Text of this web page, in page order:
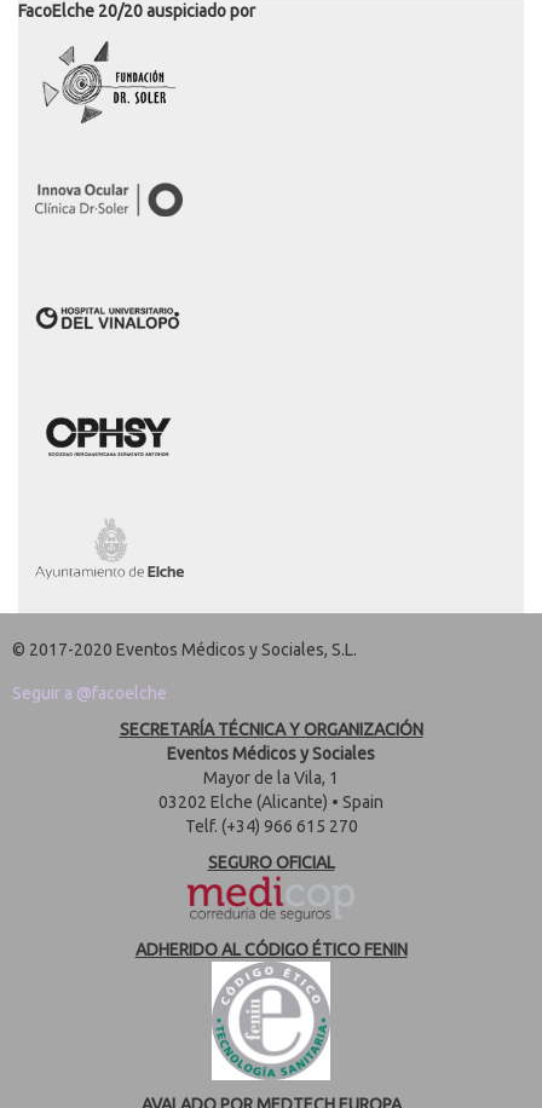
FacoElche 20/20 auspiciado por
© 2017-2020 Eventos Médicos y Sociales, S.L.
Seguir a @facoelche
SECRETARÍA TÉCNICA Y ORGANIZACIÓN
Eventos Médicos y Sociales
Mayor de la Vila, 1
03202 Elche (Alicante) • Spain
Telf. (+34) 966 615 270
SEGURO OFICIAL
ADHERIDO AL CÓDIGO ÉTICO FENIN